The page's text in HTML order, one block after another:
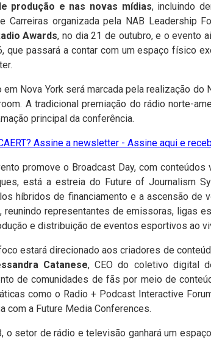
produção e nas novas mídias, incluindo
Carreiras organizada pela NAB Leadership
Awards, no dia 21 de outubro, e o evento
que passará a contar com um espaço físico
Nova York será marcada pela realização do
A tradicional premiação do rádio norte-
principal da conferência.
Assine a newsletter - Assine aqui e
promove o Broadcast Day, com
está a estreia do Future of Journalism
híbridos de financiamento e a ascensão de
reunindo representantes de emissoras, ligas
e distribuição de eventos esportivos ao
estará direcionado aos criadores de
Catanese, CEO do coletivo digital
de comunidades de fãs por meio de
como o Radio + Podcast Interactive
com a Future Media Conferences.
o setor de rádio e televisão ganhará um